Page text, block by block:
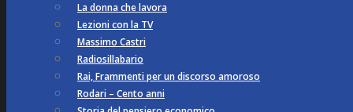
La donna che lavora
Lezioni con la TV
Massimo Castri
Radiosillabario
Rai, Frammenti per un discorso amoroso
Rodari – Cento anni